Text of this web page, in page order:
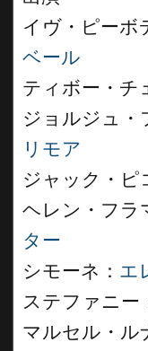
イヴ・ピーボ
ベール
ティボー・チ
ジョルジュ・
リモア
ジャック・ピ
ヘレン・フラ
ター
シモーネ： エ
ステファニー
マルセル・ル